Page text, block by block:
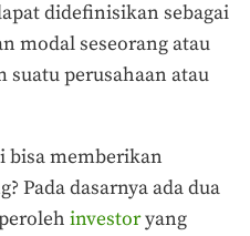
didefinisikan sebagai
modal seseorang atau
suatu perusahaan atau
bisa memberikan
Pada dasarnya ada dua
investoryang